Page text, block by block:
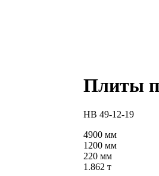
Плиты
НВ 49-12-19
4900 мм
1200 мм
220 мм
1.862 т